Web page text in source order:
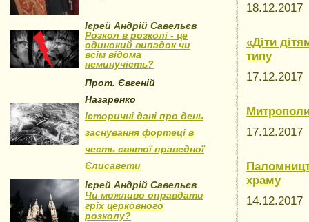
Ієрей Андрій Савельєв
Розкол в розколі - це
одинокий випадок чи
всім відома
неминучість?
Прот. Євгеній
Назаренко
Історичні дані про день
заснування фортеці в
честь святої праведної
Єлисавети
Ієрей Андрій Савельєв
Чи можливо оправдати
гріх церковного
розколу?
18.12.2017
«Діти
типу
17.12.2017
17.12.2017
храму
14.12.2017